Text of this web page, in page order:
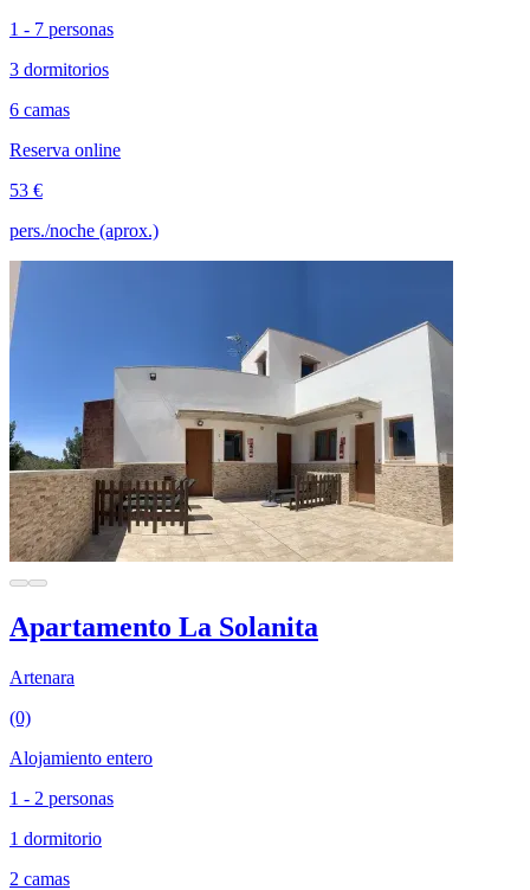
1 - 7 personas
3 dormitorios
6 camas
Reserva online
53 €
pers./noche (aprox.)
Apartamento La Solanita
Artenara
(0)
Alojamiento entero
1 - 2 personas
1 dormitorio
2 camas